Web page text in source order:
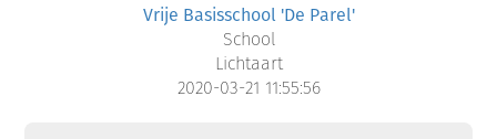
Vrije Basisschool 'De Parel'
School
Lichtaart
2020-03-21 11:55:56